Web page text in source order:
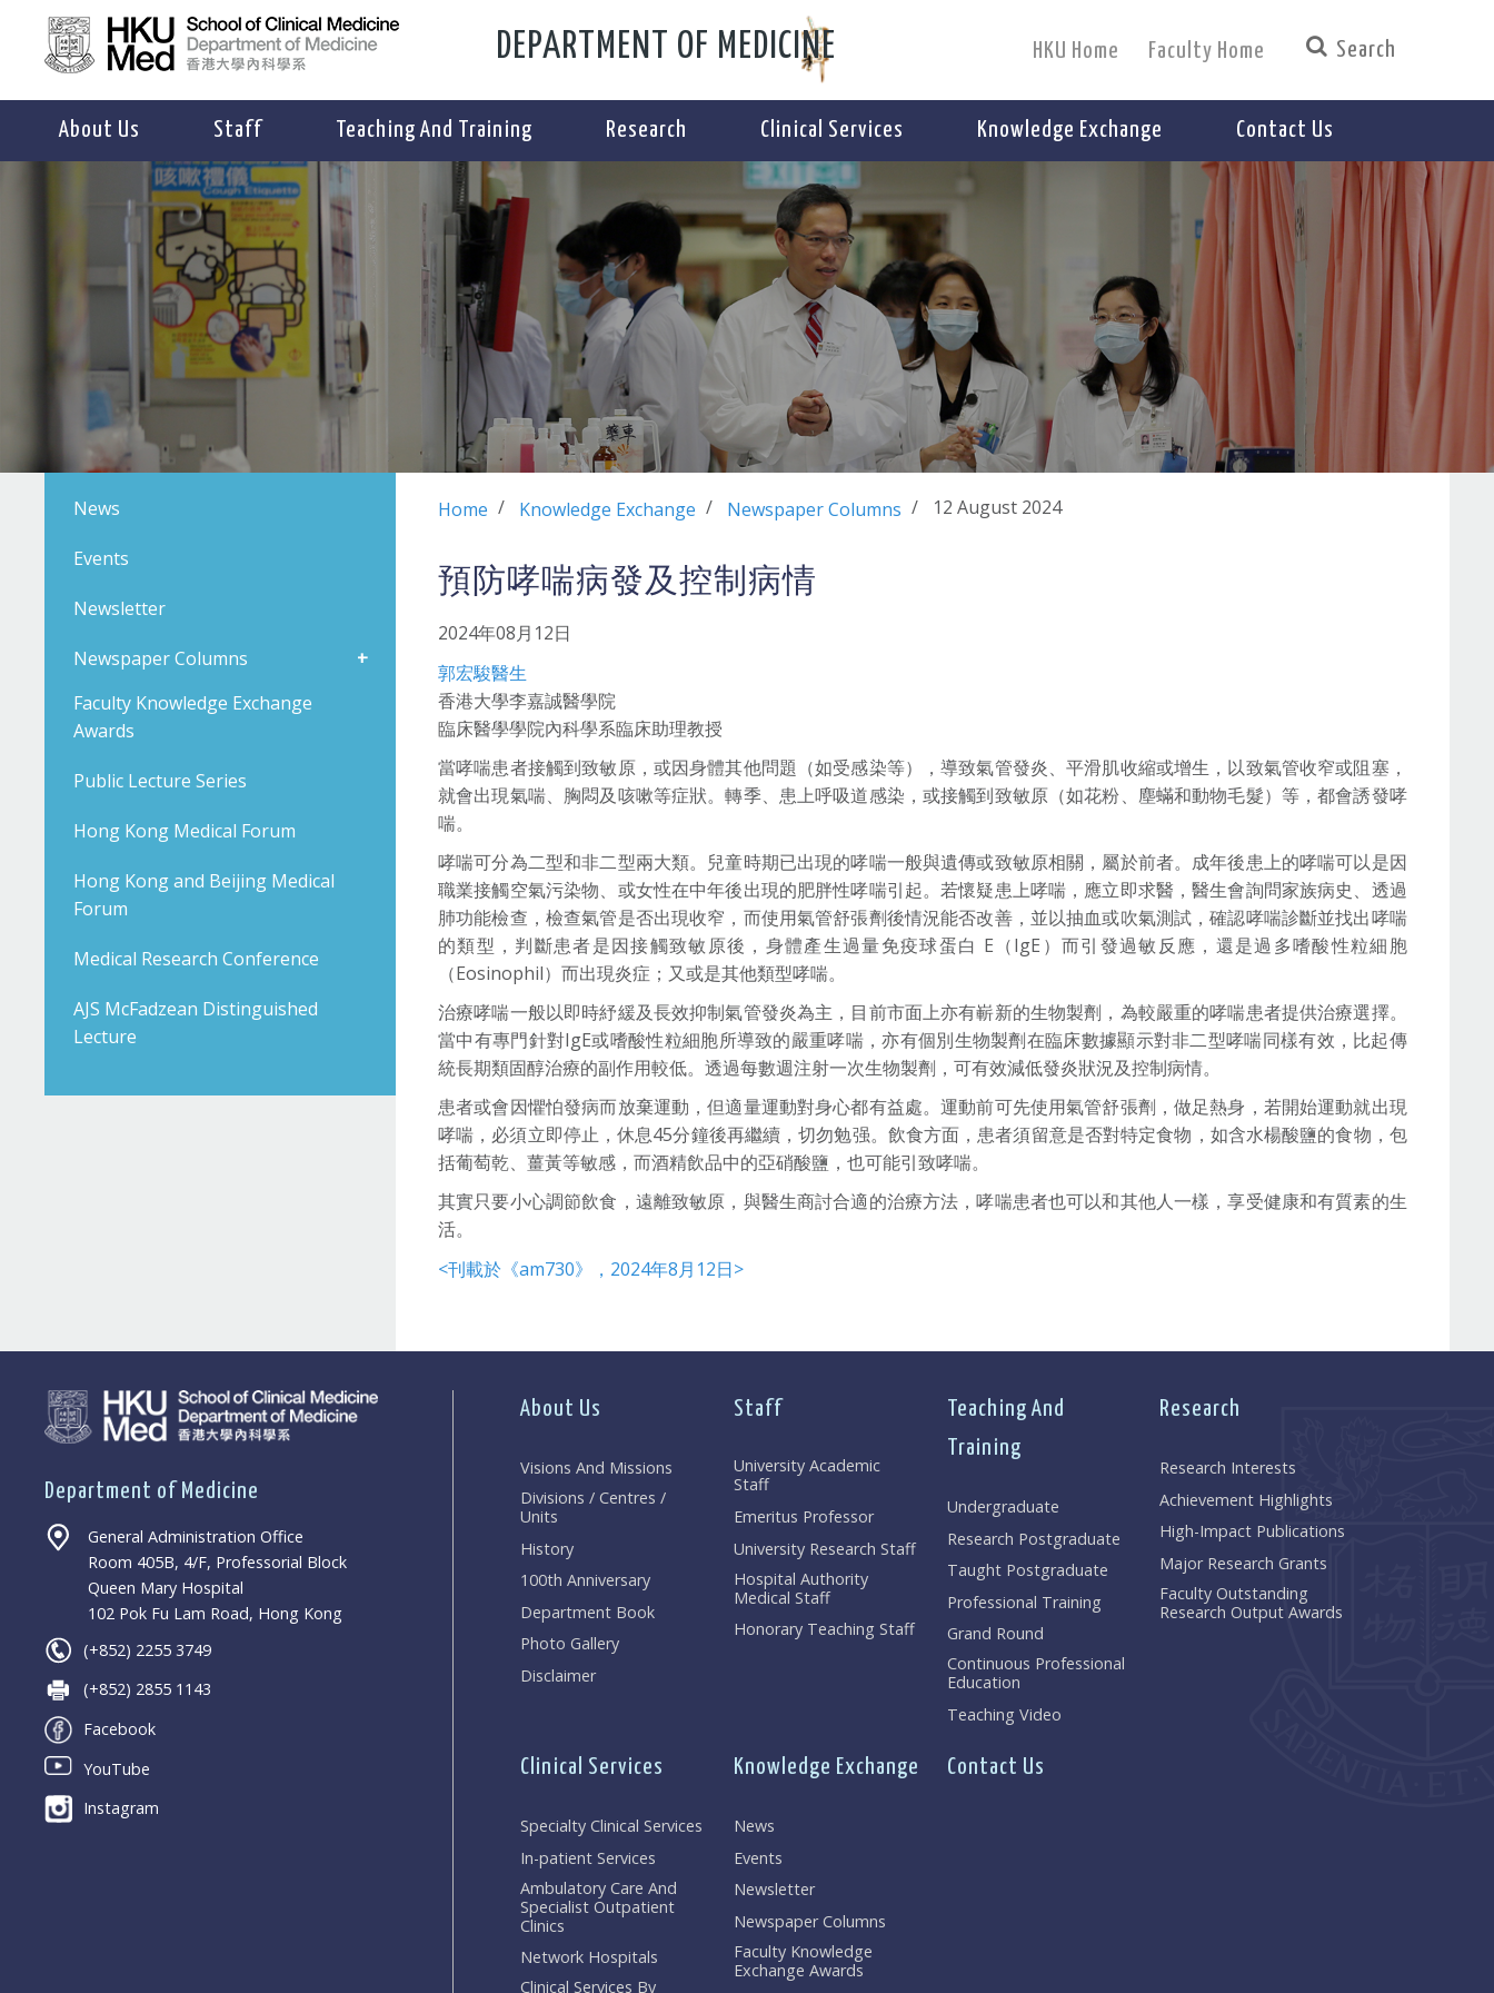
DEPARTMENT OF MEDICINE HKU Home Faculty Home
About Us Staff Teaching And Training Research Clinical Services Knowledge Exchange Contact Us
News
Events
Newsletter
Newspaper Columns
Faculty Knowledge Exchange
Awards
Public Lecture Series
Hong Kong Medical Forum
Hong Kong and Beijing Medical
Forum
Medical Research Conference
AJS McFadzean Distinguished
Lecture
Home Knowledge Exchange Newspaper Columns 12 August 2024
預防哮喘病發及控制病情
2024年08月12日
郭宏駿醫生
香港大學李嘉誠醫學院
臨床醫學學院內科學系臨床助理教授
當哮喘患者接觸到致敏原，或因身體其他問題（如受感染等），導致氣管發炎、平滑肌收縮或增生，以致氣管收窄或阻塞，
就會出現氣喘、胸悶及咳嗽等症狀。轉季、患上呼吸道感染，或接觸到致敏原（如花粉、塵蟎和動物毛髮）等，都會誘發哮
喘。
哮喘可分為二型和非二型兩大類。兒童時期已出現的哮喘一般與遺傳或致敏原相關，屬於前者。成年後患上的哮喘可以是因
職業接觸空氣污染物、或女性在中年後出現的肥胖性哮喘引起。若懷疑患上哮喘，應立即求醫，醫生會詢問家族病史、透過
肺功能檢查，檢查氣管是否出現收窄，而使用氣管舒張劑後情況能否改善，並以抽血或吹氣測試，確認哮喘診斷並找出哮喘
的類型，判斷患者是因接觸致敏原後，身體產生過量免疫球蛋白 E（IgE）而引發過敏反應，還是過多嗜酸性粒細胞
（Eosinophil）而出現炎症；又或是其他類型哮喘。
治療哮喘一般以即時紓緩及長效抑制氣管發炎為主，目前市面上亦有嶄新的生物製劑，為較嚴重的哮喘患者提供治療選擇。
當中有專門針對IgE或嗜酸性粒細胞所導致的嚴重哮喘，亦有個別生物製劑在臨床數據顯示對非二型哮喘同樣有效，比起傳
統長期類固醇治療的副作用較低。透過每數週注射一次生物製劑，可有效減低發炎狀況及控制病情。
患者或會因懼怕發病而放棄運動，但適量運動對身心都有益處。運動前可先使用氣管舒張劑，做足熱身，若開始運動就出現
哮喘，必須立即停止，休息45分鐘後再繼續，切勿勉强。飲食方面，患者須留意是否對特定食物，如含水楊酸鹽的食物，包
括葡萄乾、薑黃等敏感，而酒精飲品中的亞硝酸鹽，也可能引致哮喘。
其實只要小心調節飲食，遠離致敏原，與醫生商討合適的治療方法，哮喘患者也可以和其他人一樣，享受健康和有質素的生
活。
<刊載於《am730》，2024年8月12日>
Department of Medicine
General Administration Office
Room 405B, 4/F, Professorial Block
Queen Mary Hospital
102 Pok Fu Lam Road, Hong Kong
(+852) 2255 3749
(+852) 2855 1143
Facebook
YouTube
Instagram
About Us
Visions And Missions
Divisions / Centres /
Units
History
100th Anniversary
Department Book
Photo Gallery
Disclaimer
Staff
University Academic
Staff
Emeritus Professor
University Research Staff
Hospital Authority
Medical Staff
Honorary Teaching Staff
Teaching And
Training
Undergraduate
Research Postgraduate
Taught Postgraduate
Professional Training
Grand Round
Continuous Professional
Education
Teaching Video
Research
Research Interests
Achievement Highlights
High-Impact Publications
Major Research Grants
Faculty Outstanding
Research Output Awards
Clinical Services
Specialty Clinical Services
In-patient Services
Ambulatory Care And
Specialist Outpatient
Clinics
Network Hospitals
Clinical Services By
Knowledge Exchange
News
Events
Newsletter
Newspaper Columns
Faculty Knowledge
Exchange Awards
Contact Us